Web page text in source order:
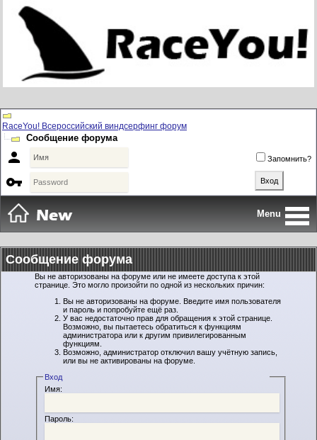
RaceYou! Всероссийский виндсерфинг форум
Сообщение форума
 Запомнить?

Menu
Сообщение форума
Вы не авторизованы на форуме или не имеете доступа к этой
странице. Это могло произойти по одной из нескольких причин:
Вы не авторизованы на форуме. Введите имя пользователя
и пароль и попробуйте ещё раз.
У вас недостаточно прав для обращения к этой странице.
Возможно, вы пытаетесь обратиться к функциям
администратора или к другим привилегированным
функциям.
Возможно, администратор отключил вашу учётную запись,
или вы не активированы на форуме.
Вход
Имя:
Пароль: